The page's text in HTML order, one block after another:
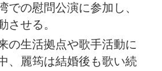
での慰問公演に参加し、
させる。
の生活拠点や歌手活動に
、麗筠は結婚後も歌い続